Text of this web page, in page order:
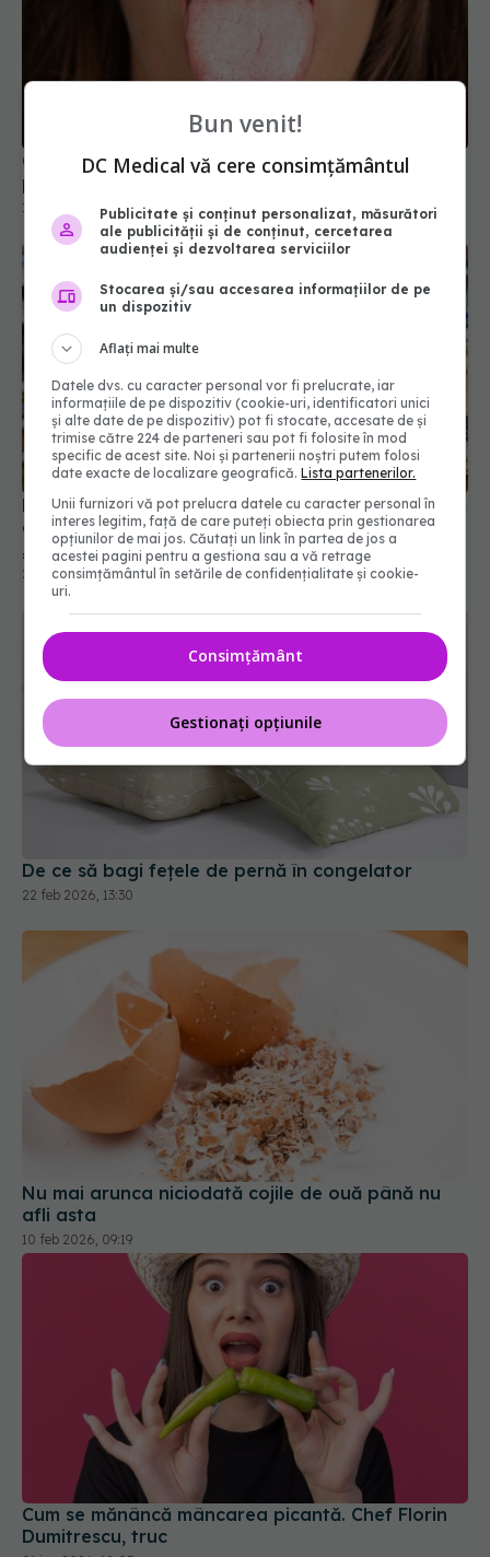
14 noi 2025, 21:07
Data de pe etichetă NU înseamnă întotdeauna că
alimentul este expirat. Ce înseamnă cu adevărat
„a se consuma până la” și când riști o toxiinfecție
alimentară
21 iul 2026, 21:48
De ce să bagi fețele de pernă în congelator
Nu mai arunca niciodată cojile de ouă până nu
10 feb 2026, 09:19
Cum se mănâncă mâncarea picantă. Chef Florin
Dumitrescu, truc
01 ian 2026, 18:05
Bun venit!
DC Medical vă cere consimțământul
Publicitate și conținut personalizat, măsurători
ale publicității și de conținut, cercetarea
audienței și dezvoltarea serviciilor
Stocarea și/sau accesarea informațiilor de pe
un dispozitiv
Aflați mai multe
Datele dvs. cu caracter personal vor fi prelucrate, iar
informațiile de pe dispozitiv (cookie-uri, identificatori unici
și alte date de pe dispozitiv) pot fi stocate, accesate de și
trimise către 224 de parteneri sau pot fi folosite în mod
specific de acest site. Noi și partenerii noștri putem folosi
date exacte de localizare geografică.Lista partenerilor.
Unii furnizori vă pot prelucra datele cu caracter personal în
interes legitim, față de care puteți obiecta prin gestionarea
opțiunilor de mai jos. Căutați un link în partea de jos a
acestei pagini pentru a gestiona sau a vă retrage
consimțământul în setările de confidențialitate și cookie-
uri.
Consimțământ
Gestionați opțiunile